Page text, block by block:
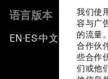
我们使
容与广
的流量
合作伙
些合作
们或他
语言版本
EN ▪ ES▪中文▪ 日本語